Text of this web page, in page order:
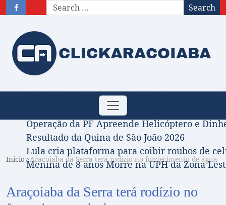
Search
Toggle
navigation
Obituário – Nota de falecimento: 31/07/2026
Comissão Aprova Projeto de Jilmar Tatto
Operação da PF Apreende Helicóptero e
Resultado da Quina de São João 2026
Lula cria plataforma para coibir roubos de
Menina de 8 anos Morre na UPH da Zona
Início Araçoiaba da Serra terá rodízio no fornecimento de água
Araçoiaba da Serra terá rodízio no